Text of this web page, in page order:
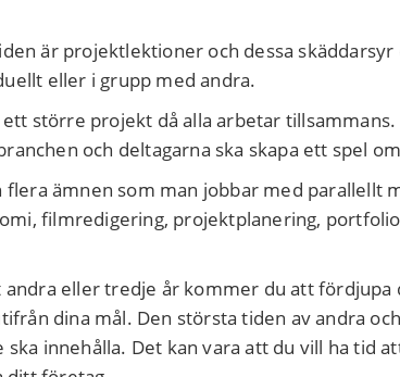
är projektlektioner och dessa
eller i grupp med andra.
ett större projekt då alla arbetar
och deltagarna ska skapa ett spel
flera ämnen som man jobbar med parallellt
filmredigering, projektplanering,
andra eller tredje år kommer du att
dina mål. Den största tiden av andra
ska innehålla. Det kan vara att du vill ha tid